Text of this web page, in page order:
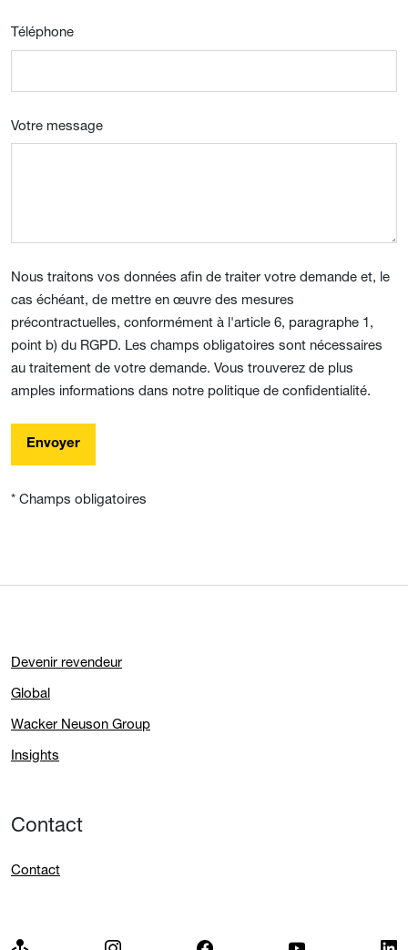
Téléphone
Votre message
Nous traitons vos données afin de traiter votre demande et, le
cas échéant, de mettre en œuvre des mesures
précontractuelles, conformément à l'article 6, paragraphe 1,
point b) du RGPD. Les champs obligatoires sont nécessaires
au traitement de votre demande. Vous trouverez de plus
amples informations dans notre politique de confidentialité.
Envoyer
* Champs obligatoires
Devenir revendeur
Global
Wacker Neuson Group
Insights
Contact
Contact